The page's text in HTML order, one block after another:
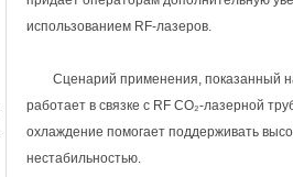
использованием RF-лазеров.
Сценарий применения, показанный
работает в связке с RF CO₂-лазерной
охлаждение помогает поддерживать
нестабильностью.